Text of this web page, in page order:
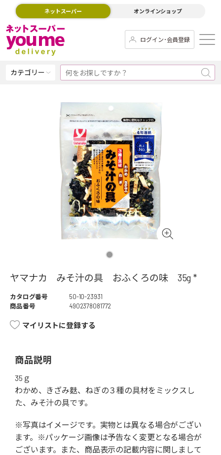
ネットスーパー オンラインショップ
ログイン･会員登録
カテゴリー
ヤマナカ みそ汁の具 おふくろの味 35g *
カタログ番号
50-10-23931
商品番号
4902378081772
マイリストに登録する
商品説明
35ｇ
わかめ、きざみ麩、ねぎの３種の具材をミックスし
た、みそ汁の具です。
※写真はイメージです。実物とは異なる場合がござい
ます。※パッケージ画像は予告なく変更となる場合が
ございます。また、商品表示の記載内容に関しまして